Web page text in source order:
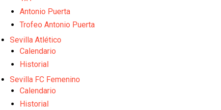
El Sevilla mueve ficha por Robbie Ure: la opción 'A'
Crónica Pretemporada | Real Madrid 2-4 Sevilla FC
Análisis | El Sevilla FC cierra una pretemporada de
Antonio Puerta
Trofeo Antonio Puerta
Sevilla Atlético
Calendario
Historial
Sevilla FC Femenino
Calendario
Historial